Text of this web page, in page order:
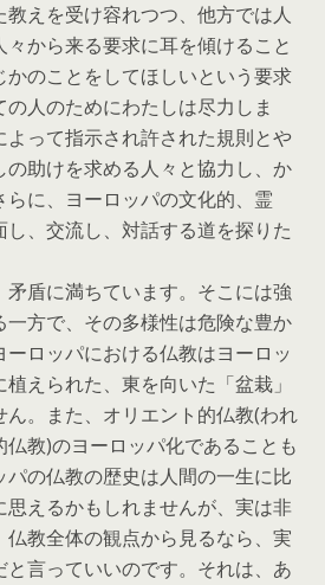
えを受け容れつつ、他方では人
から来る要求に耳を傾けること
かのことをしてほしいという要求
人のためにわたしは尽力しま
って指示され許された規則とや
の助けを求める人々と協力し、か
に、ヨーロッパの文化的、霊
、交流し、対話する道を探りた
盾に満ちています。そこには強
一方で、その多様性は危険な豊か
ロッパにおける仏教はヨーロッ
えられた、東を向いた「盆栽」
ん。また、オリエント的仏教(われ
教)のヨーロッパ化であることも
の仏教の歴史は人間の一生に比
えるかもしれませんが、実は非
教全体の観点から見るなら、実
言っていいのです。それは、あ